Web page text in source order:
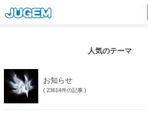
人気のテーマ
お知らせ
( 23614件の記事 )